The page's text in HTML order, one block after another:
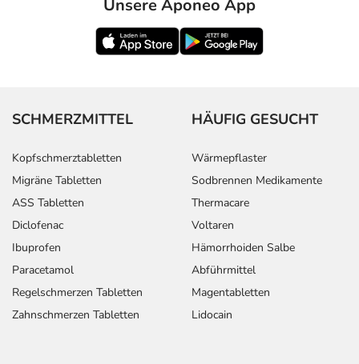
Unsere Aponeo App
SCHMERZMITTEL
Kopfschmerztabletten
Migräne Tabletten
ASS Tabletten
Diclofenac
Ibuprofen
Paracetamol
Regelschmerzen Tabletten
Zahnschmerzen Tabletten
HÄUFIG GESUCHT
Wärmepflaster
Sodbrennen Medikamente
Thermacare
Voltaren
Hämorrhoiden Salbe
Abführmittel
Magentabletten
Lidocain